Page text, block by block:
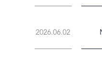
2026.06.02